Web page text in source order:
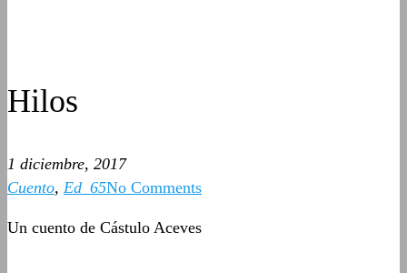
Hilos
1 diciembre, 2017
Cuento, Ed_65No Comments
Un cuento de Cástulo Aceves